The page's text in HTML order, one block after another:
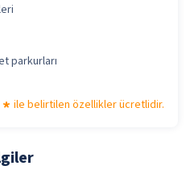
parkurları
ile belirtilen özellikler ücretlidir.